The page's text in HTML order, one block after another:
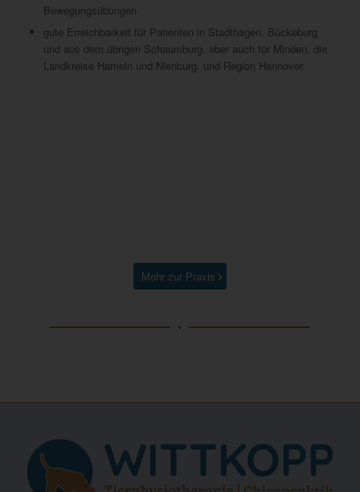
Bewegungsübungen
gute Erreichbarkeit für Patienten in Stadthagen, Bückeburg
und aus dem übrigen Schaumburg, aber auch für Minden, die
Landkreise Hameln und Nienburg, und Region Hannover.
Mehr zur Praxis